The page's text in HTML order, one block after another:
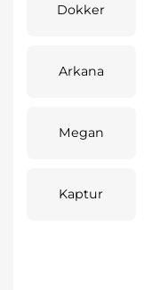
Dokker
Arkana
Megan
Kaptur